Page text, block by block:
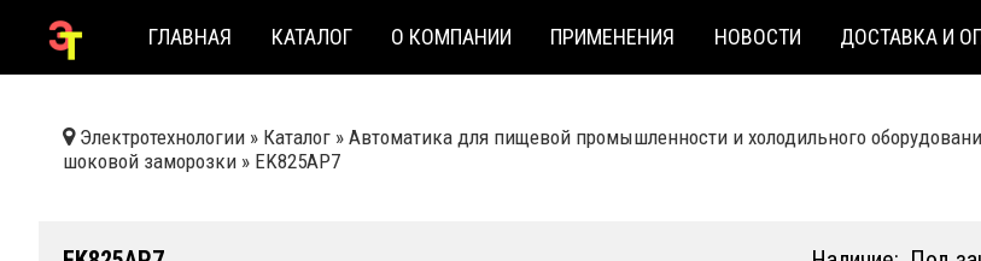
ГЛАВНАЯ КАТАЛОГ О КОМПАНИИ ПРИМЕНЕНИЯ НОВОСТИ ДОСТАВКА И
Электротехнологии » Каталог » Автоматика для пищевой промышленности и холодильного
шоковой заморозки » EK825AP7